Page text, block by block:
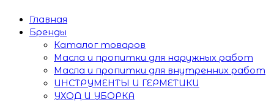
Главная
Бренды
Каталог товаров
Масла и пропитки для наружных работ
Масла и пропитки для внутренних работ
ИНСТРУМЕНТЫ И ГЕРМЕТИКИ
УХОД И УБОРКА